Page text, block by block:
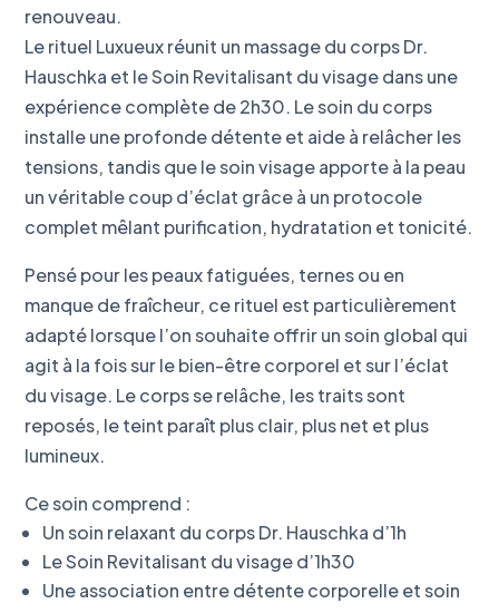
renouveau.
Le rituel Luxueux réunit un massage du corps Dr.
Hauschka et le Soin Revitalisant du visage dans une
expérience complète de 2h30. Le soin du corps
installe une profonde détente et aide à relâcher les
tensions, tandis que le soin visage apporte à la peau
un véritable coup d’éclat grâce à un protocole
complet mêlant purification, hydratation et tonicité.
Pensé pour les peaux fatiguées, ternes ou en
manque de fraîcheur, ce rituel est particulièrement
adapté lorsque l’on souhaite offrir un soin global qui
agit à la fois sur le bien-être corporel et sur l’éclat
du visage. Le corps se relâche, les traits sont
reposés, le teint paraît plus clair, plus net et plus
lumineux.
Ce soin comprend :
Un soin relaxant du corps Dr. Hauschka d’1h
Le Soin Revitalisant du visage d’1h30
Une association entre détente corporelle et soin